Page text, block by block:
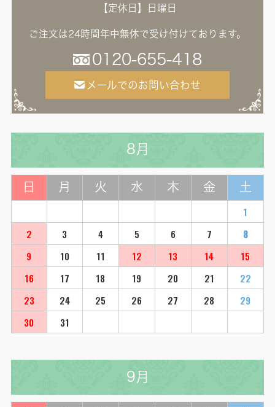
【定休日】日曜日
ご注文は24時間年中無休で受け付けております。
0120-655-418
メールでのお問い合わせ
8月
日 月 火 水 木 金 土
1
2
3 4 5 6 7
8
9
10 11 12 13 14
15
16
17 18 19 20 21
22
23
24 25 26 27 28
29
30
31
9月